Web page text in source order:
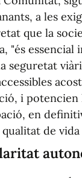
a les
que la
"és
seguretat
i
en
de vida